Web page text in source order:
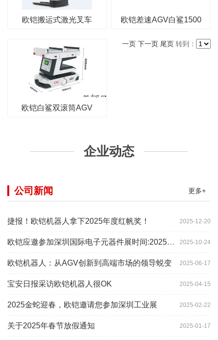
欧铠搬运式激光叉车 欧铠差速AGV白鲨1500
欧铠白鲨双滚筒AGV
一页 下一页 尾页 转到：
企业动态
更多+
公司新闻
2025-12-20
捷报！欧铠机器人拿下2025年度红帆奖！
2025-10-24
欧铠应邀参加深圳国际电子元器件展时间:2025年10月28-
2025-06-17
欧铠机器人：从AGV创新到高端市场的领导蜕变
2025-04-15
宝安日报采访欧铠机器人很OK
2025-02-22
2025金蛇迎春，欧铠邀请您参加深圳工业展
2025-01-17
关于2025年春节放假通知